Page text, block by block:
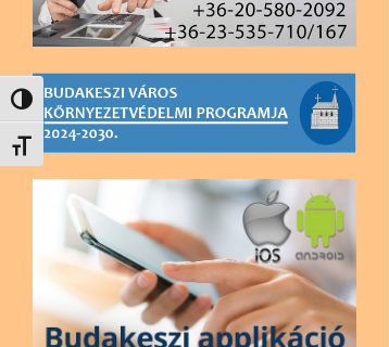
Nagy kontraszt váltása
Betűméret váltása